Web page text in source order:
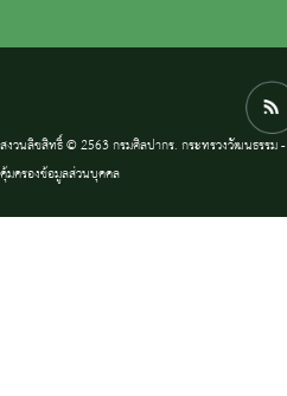
สงวนลิขสิทธิ์ © 2563 กรมศิลปากร. กระทรวงวัฒนธรรม -
คุ้มครองข้อมูลส่วนบุคคล